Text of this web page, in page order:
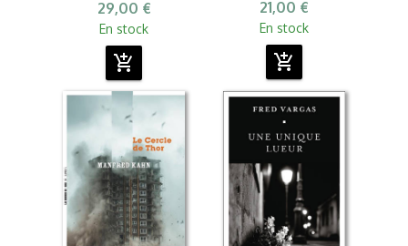
29,00 €
En stock
add_shopping_cart
21,00 €
En stock
add_shopping_cart